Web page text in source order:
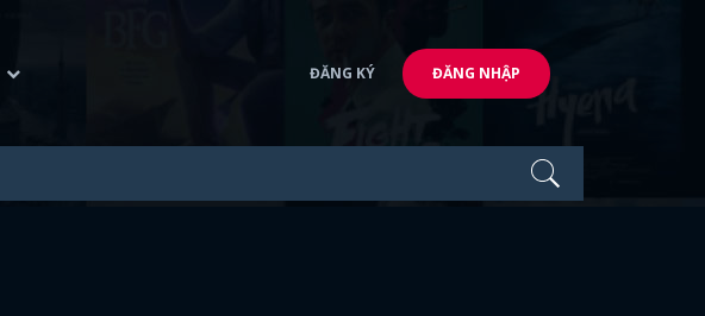
ĐĂNG KÝ ĐĂNG NHẬP